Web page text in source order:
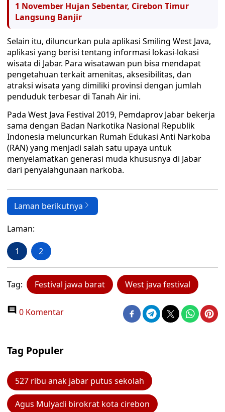
1 November Hujan Sebentar, Cirebon Timur
Langsung Banjir
Selain itu, diluncurkan pula aplikasi Smiling West Java,
aplikasi yang berisi tentang informasi lokasi-lokasi
wisata di Jabar. Para wisatawan pun bisa mendapat
pengetahuan terkait amenitas, aksesibilitas, dan
atraksi wisata yang dimiliki provinsi dengan jumlah
penduduk terbesar di Tanah Air ini.
Pada West Java Festival 2019, Pemdaprov Jabar bekerja
sama dengan Badan Narkotika Nasional Republik
Indonesia meluncurkan Rumah Edukasi Anti Narkoba
(RAN) yang menjadi salah satu upaya untuk
menyelamatkan generasi muda khususnya di Jabar
dari penyalahgunaan narkoba.
Laman berikutnya
Laman:
1 2
Tag: Festival jawa barat West java festival
0 Komentar
Tag Populer
527 ribu anak jabar putus sekolah
Agus Mulyadi birokrat kota cirebon